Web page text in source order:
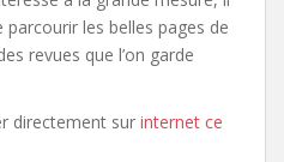
les belles pages de
revues que l’on garde
directement sur internet ce